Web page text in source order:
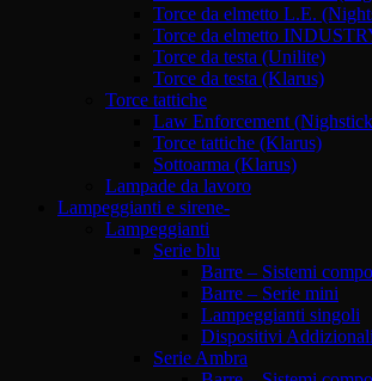
Torce da elmetto L.E.
Torce da elmetto
Torce da testa (Unilite)
Torce da testa (Klarus)
Torce tattiche
Law Enforcement
Torce tattiche (Klarus)
Sottoarma (Klarus)
Lampade da lavoro
Lampeggianti e sirene-
Lampeggianti
Serie blu
Barre – Sistemi
Barre – Serie mini
Lampeggianti singoli
Dispositivi Addizionali
Serie Ambra